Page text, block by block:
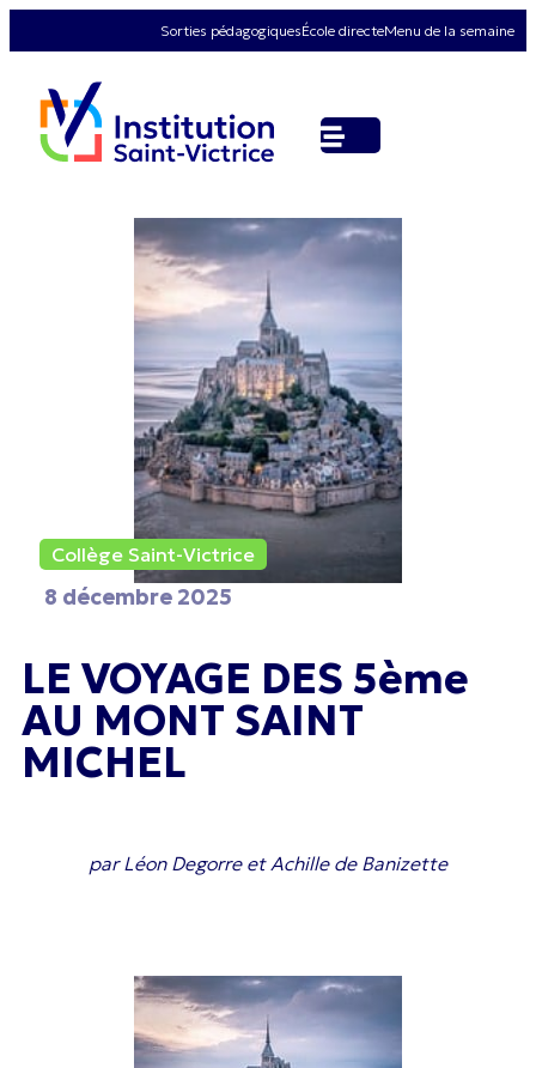
Sorties pédagogiquesÉcole directeMenu de la semaine
Collège Saint-Victrice
8 décembre 2025
LE VOYAGE DES 5ème
AU MONT SAINT
MICHEL
par Léon Degorre et Achille de Banizette